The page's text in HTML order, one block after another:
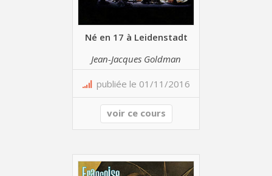
Né en 17 à Leidenstadt
Jean-Jacques Goldman
publiée le 01/11/2016
voir ce cours